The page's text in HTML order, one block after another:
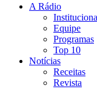
A Rádio
Equipe
Programas
Top 10
Notícias
Receitas
Revista